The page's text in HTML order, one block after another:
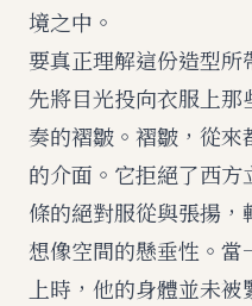
境之中。
要真正理解這份造型
先將目光投向衣服上
奏的褶皺。褶皺，從
的介面。它拒絕了西
條的絕對服從與張揚
想像空間的懸垂性。
上時，他的身體並未